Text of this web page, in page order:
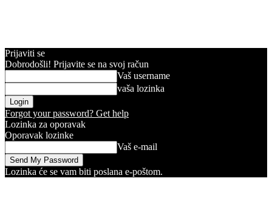
Prijaviti se
Dobrodošli! Prijavite se na svoj račun
Vaš username
vaša lozinka
Forgot your password? Get help
Lozinka za oporavak
Oporavak lozinke
Vaš e-mail
Lozinka će se vam biti poslana e-poštom.